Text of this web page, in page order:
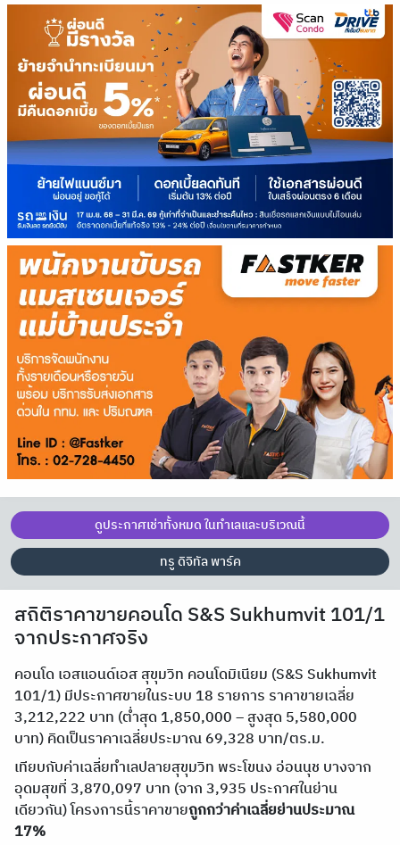
ดูประกาศเช่าทั้งหมด ในทำเลและบริเวณนี้
ทรู ดิจิทัล พาร์ค
สถิติราคาขายคอนโด S&S Sukhumvit 101/1
จากประกาศจริง
คอนโด เอสแอนด์เอส สุขุมวิท คอนโดมิเนียม (S&S Sukhumvit
101/1) มีประกาศขายในระบบ 18 รายการ ราคาขายเฉลี่ย
3,212,222 บาท (ต่ำสุด 1,850,000 – สูงสุด 5,580,000
บาท) คิดเป็นราคาเฉลี่ยประมาณ 69,328 บาท/ตร.ม.
เทียบกับค่าเฉลี่ยทำเลปลายสุขุมวิท พระโขนง อ่อนนุช บางจาก
อุดมสุขที่ 3,870,097 บาท (จาก 3,935 ประกาศในย่าน
เดียวกัน) โครงการนี้ราคาขายถูกกว่าค่าเฉลี่ยย่านประมาณ
17%